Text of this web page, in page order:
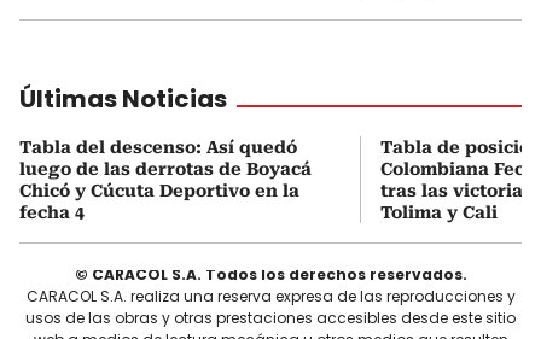
Últimas Noticias
Tabla del descenso: Así quedó
luego de las derrotas de Boyacá
Chicó y Cúcuta Deportivo en la
fecha 4
Tabla de
Colombiana
tras las victorias
Tolima y Cali
© CARACOL S.A. Todos los derechos reservados.
CARACOL S.A. realiza una reserva expresa de las reproducciones y
usos de las obras y otras prestaciones accesibles desde este sitio